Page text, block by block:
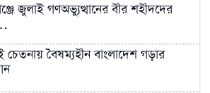
জুলাই গণঅভ্যুত্থানের বীর শহীদদের
চেতনায় বৈষম্যহীন বাংলাদেশ গড়ার